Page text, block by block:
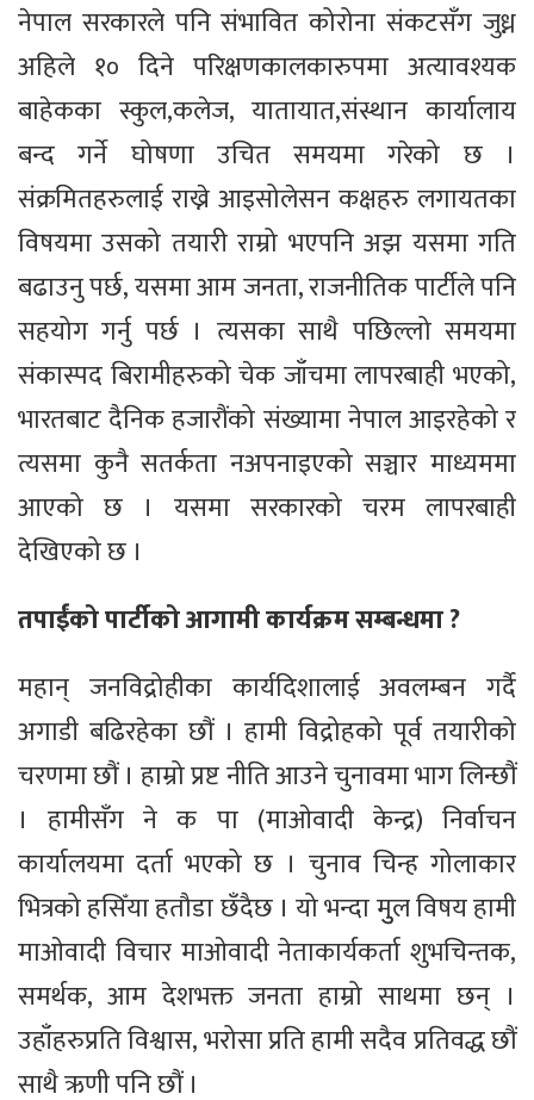
नेपाल सरकारले पनि संभावित कोरोना संकटसँग जुध्न
अहिले १० दिने परिक्षणकालकारुपमा अत्यावश्यक
बाहेकका स्कुल,कलेज, यातायात,संस्थान कार्यालाय
बन्द गर्ने घोषणा उचित समयमा गरेको छ ।
संक्रमितहरुलाई राख्ने आइसोलेसन कक्षहरु लगायतका
विषयमा उसको तयारी राम्रो भएपनि अझ यसमा गति
बढाउनु पर्छ, यसमा आम जनता, राजनीतिक पार्टीले पनि
सहयोग गर्नु पर्छ । त्यसका साथै पछिल्लो समयमा
संकास्पद बिरामीहरुको चेक जाँचमा लापरबाही भएको,
भारतबाट दैनिक हजारौंको संख्यामा नेपाल आइरहेको र
त्यसमा कुनै सतर्कता नअपनाइएको सञ्चार माध्यममा
आएको छ । यसमा सरकारको चरम लापरबाही
देखिएको छ ।
तपाईँको पार्टीको आगामी कार्यक्रम सम्बन्धमा ?
महान् जनविद्रोहीका कार्यदिशालाई अवलम्बन गर्दै
अगाडी बढिरहेका छौं । हामी विद्रोहको पूर्व तयारीको
चरणमा छौं । हाम्रो प्रष्ट नीति आउने चुनावमा भाग लिन्छौं
। हामीसँग ने क पा (माओवादी केन्द्र) निर्वाचन
कार्यालयमा दर्ता भएको छ । चुनाव चिन्ह गोलाकार
भित्रको हसिँया हतौडा छँदैछ । यो भन्दा मुुल विषय हामी
माओवादी विचार माओवादी नेताकार्यकर्ता शुभचिन्तक,
समर्थक, आम देशभक्त जनता हाम्रो साथमा छन् ।
उहाँहरुप्रति विश्वास, भरोसा प्रति हामी सदैव प्रतिवद्ध छौं
साथै ऋणी पनि छौं ।